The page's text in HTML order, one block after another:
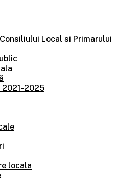
Local si Primarului
2025
locala